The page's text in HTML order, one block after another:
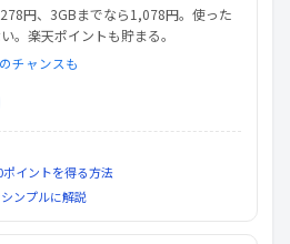
円、3GBまでなら1,078円。使った
。楽天ポイントも貯まる。
チャンスも
イントを得る方法
ンプルに解説